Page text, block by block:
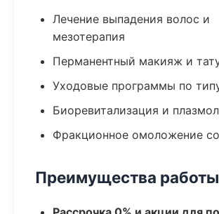
Лечение выпадения волос и
мезотерапия
Перманентный макияж и
Уходовые программы по
Биоревитализация и
Фракционное омоложение
Преимущества